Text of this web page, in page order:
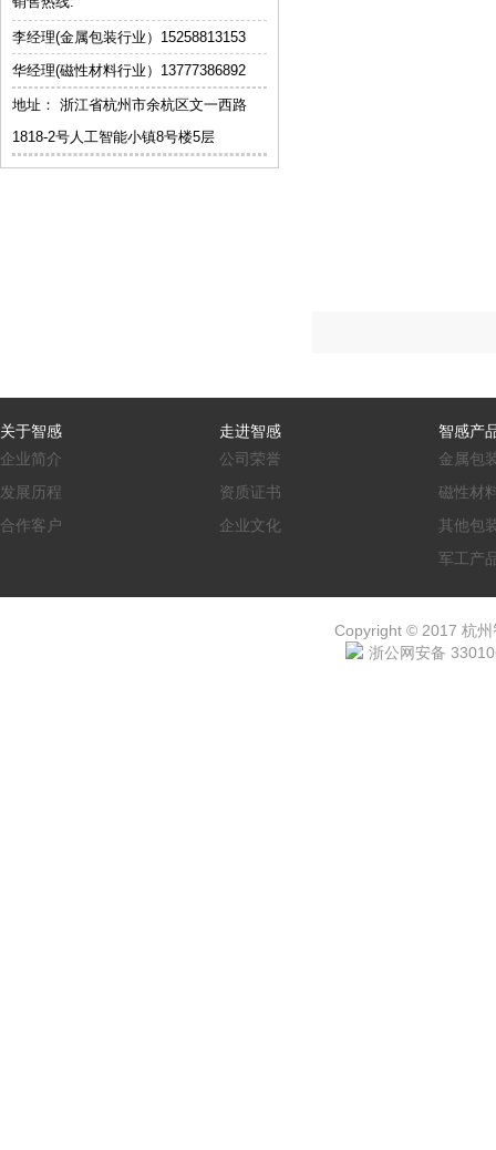
李经理(金属包装行业） 15258813153
华经理(磁性材料行业）13777386892
地址： 浙江省杭州市余杭区文一西路
1818-2号人工智能小镇8号楼5层
关于智感
企业简介
发展历程
合作客户
走进智感
公司荣誉
资质证书
企业文化
智感产
金属包
磁性材
其他包
军工产
Copyright © 2017 杭
浙公网安备